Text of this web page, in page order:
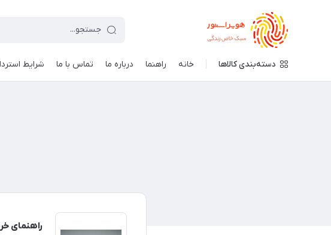
دسته‌بندی کالاها خانه راهنما درباره ما تماس با ما شرایط
راهنمای